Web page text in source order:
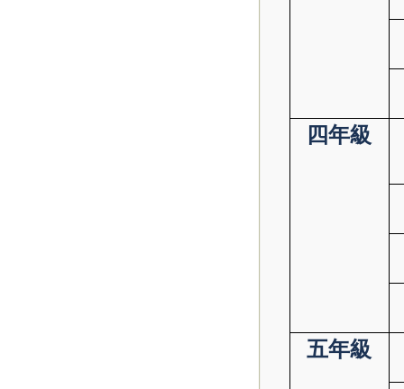
四年級
五年級